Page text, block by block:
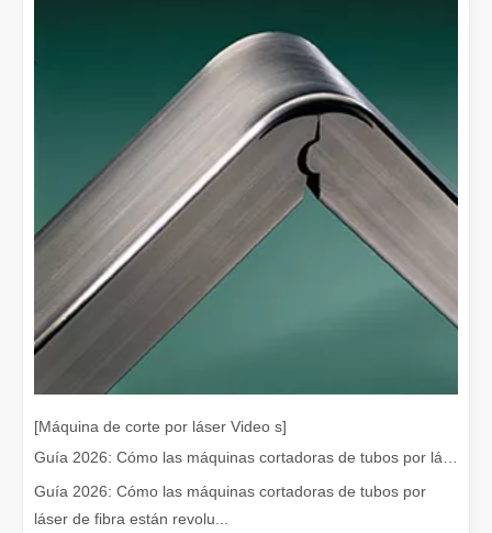
¿Cuánto cuesta una cortadora láser? ¿Cómo elegir la mejor?
Las máquinas de corte por láser son una herramienta
¿Es caro el dispositivo de soldadura láser? ¿Cómo comprar uno rentable?
En la fabricación y la ingeniería modernas, la precisión y la
[Máquina de corte por láser Video s]
Guía 2026: Cómo las máquinas cortadoras de tubos por
láser de fibra están revolu...